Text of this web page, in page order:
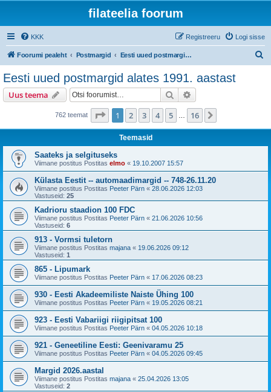
filateelia foorum
KKK Logi sisse
Registreeru
Foorumi pealeht Postmargid Eesti uued postmargid alates 1991. aastast
Eesti uued postmargid alates 1991. aastast
Uus teema Otsi
762 teemat 1 . leht16 -st
1 2 3 4 5 16
Teemasid
Saateks ja selgituseks
Viimane postitus Postitas elmo « 19.10.2007 15:57
Külasta Eestit -- automaadimargid -- 748-26.11.20
Viimane postitus Postitas Peeter Pärn « 28.06.2026 12:03
Vastuseid: 25
Kadrioru staadion 100 FDC
Viimane postitus Postitas Peeter Pärn « 21.06.2026 10:56
Vastuseid: 6
913 - Vormsi tuletorn
Viimane postitus Postitas majana « 19.06.2026 09:12
Vastuseid: 1
865 - Lipumark
Viimane postitus Postitas Peeter Pärn « 17.06.2026 08:23
930 - Eesti Akadeemiliste Naiste Ühing 100
Viimane postitus Postitas Peeter Pärn « 19.05.2026 08:21
923 - Eesti Vabariigi riigipitsat 100
Viimane postitus Postitas Peeter Pärn « 04.05.2026 10:18
921 - Geneetiline Eesti: Geenivaramu 25
Viimane postitus Postitas Peeter Pärn « 04.05.2026 09:45
Margid 2026.aastal
Viimane postitus Postitas majana « 25.04.2026 13:05
Vastuseid: 2